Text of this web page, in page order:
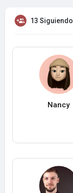
13 Siguiendo
Nancy